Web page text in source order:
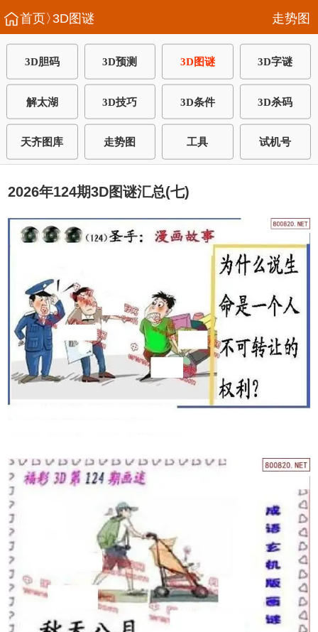
首页〉3D图谜 走势图
3D胆码 3D预测 3D图谜 3D字谜
解太湖 3D技巧 3D条件 3D杀码
天齐图库 走势图 工具 试机号
2026年124期3D图谜汇总(七)